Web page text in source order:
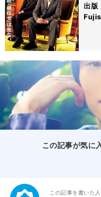
出版
この記事が気に
この記事を書いた人